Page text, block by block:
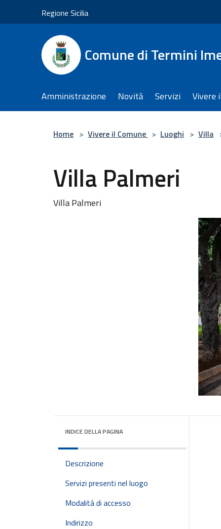
Regione Sicilia
Comune di Termini
Amministrazione Novità Servizi Vivere
Home > Vivere il Comune > Luoghi > Villa
Villa Palmeri
Villa Palmeri
INDICE DELLA PAGINA
Descrizione
Servizi presenti nel luogo
Modalità di accesso
Indirizzo